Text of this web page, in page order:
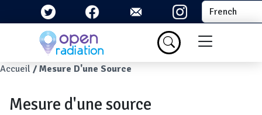
Aller au contenu principal Select your
Menu du
Fil d'Ariane
Accueil Mesure D'une Source
Mesure d'une source